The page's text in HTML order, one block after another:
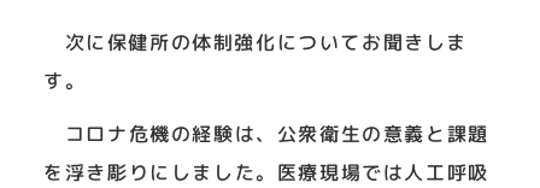
次に保健所の体制強化についてお聞きしま
す。
コロナ危機の経験は、公衆衛生の意義と課題
を浮き彫りにしました。医療現場では人工呼吸